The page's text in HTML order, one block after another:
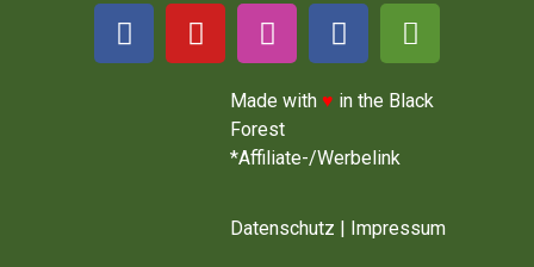
Made with ♥ in the Black
Forest
*Affiliate-/Werbelink
Datenschutz | Impressum